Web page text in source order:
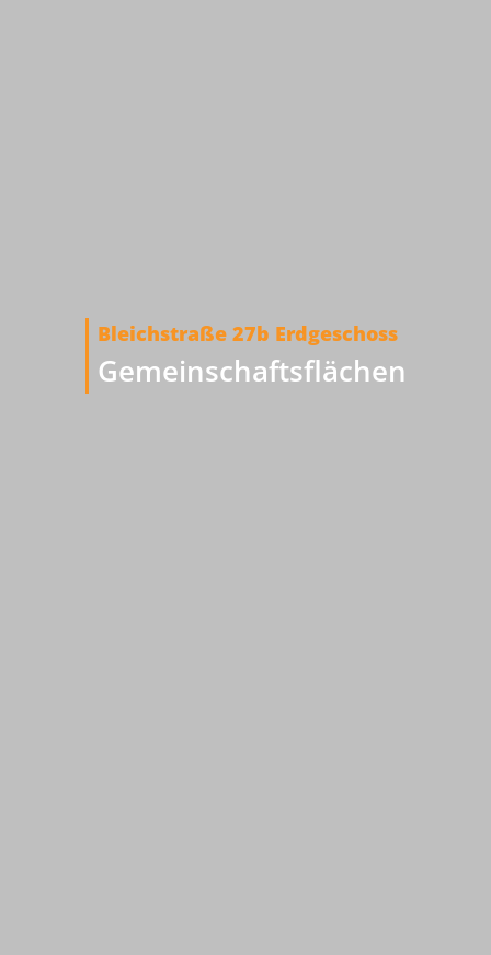
Bleichstraße 27b Erdgeschoss
Gemeinschaftsflächen